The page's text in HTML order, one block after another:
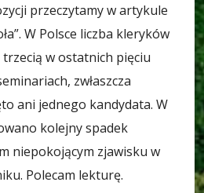
przeczytamy w artykule
W Polsce liczba kleryków
trzecią w ostatnich pięciu
zwłaszcza
ani jednego kandydata. W
kolejny spadek
niepokojącym zjawisku w
Polecam lekturę.